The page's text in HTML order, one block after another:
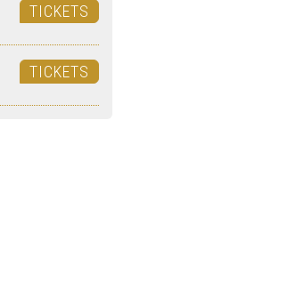
TICKETS
TICKETS